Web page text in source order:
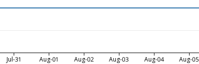
Jul-31 Aug-01 Aug-02 Aug-03 Aug-04 Aug-05